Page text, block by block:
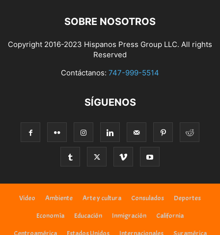
SOBRE NOSOTROS
Copyright 2016-2023 Hispanos Press Group LLC. All rights
Reserved
Contáctanos: 747-999-5514
SÍGUENOS
Video Ambiente Arte y cultura Consulados Deportes
Economía Educación Inmigración California
Centroamérica Estados Unidos Internacionales Suramérica